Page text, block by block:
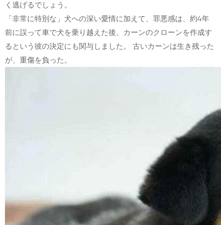
く逃げるでしょう。
「非常に特別な」犬への深い愛情に加えて、罪悪感は、約4年
前に誤って車で犬を乗り越えた後、カーンのクローンを作成す
るという彼の決定にも関与しました。 古いカーンは生き残った
が、重傷を負った。